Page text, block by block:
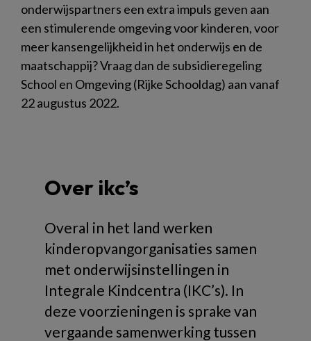
onderwijspartners een extra impuls geven aan
een stimulerende omgeving voor kinderen, voor
meer kansengelijkheid in het onderwijs en de
maatschappij? Vraag dan de subsidieregeling
School en Omgeving (Rijke Schooldag) aan vanaf
22 augustus 2022.
Over ikc’s
Overal in het land werken
kinderopvangorganisaties samen
met onderwijsinstellingen in
Integrale Kindcentra (IKC’s). In
deze voorzieningen is sprake van
vergaande samenwerking tussen